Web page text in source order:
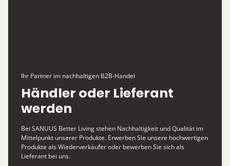
Ihr Partner im nachhaltigen B2B-Handel
Händler oder Lieferant
werden
Bei SANUUS Better Living stehen Nachhaltigkeit und Qualität im
Mittelpunkt unserer Produkte. Erwerben Sie unsere hochwertigen
Produkte als Wiederverkäufer oder bewerben Sie sich als
Lieferant bei uns.